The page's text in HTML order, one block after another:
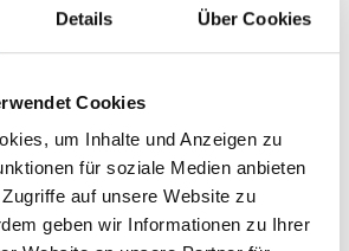
Details Über Cookies
Cookies
um Inhalte und Anzeigen zu
für soziale Medien anbieten
auf unsere Website zu
geben wir Informationen zu Ihrer